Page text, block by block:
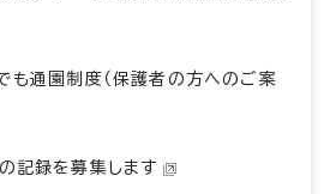
も通園制度（保護者の方へのご案
記録を募集します